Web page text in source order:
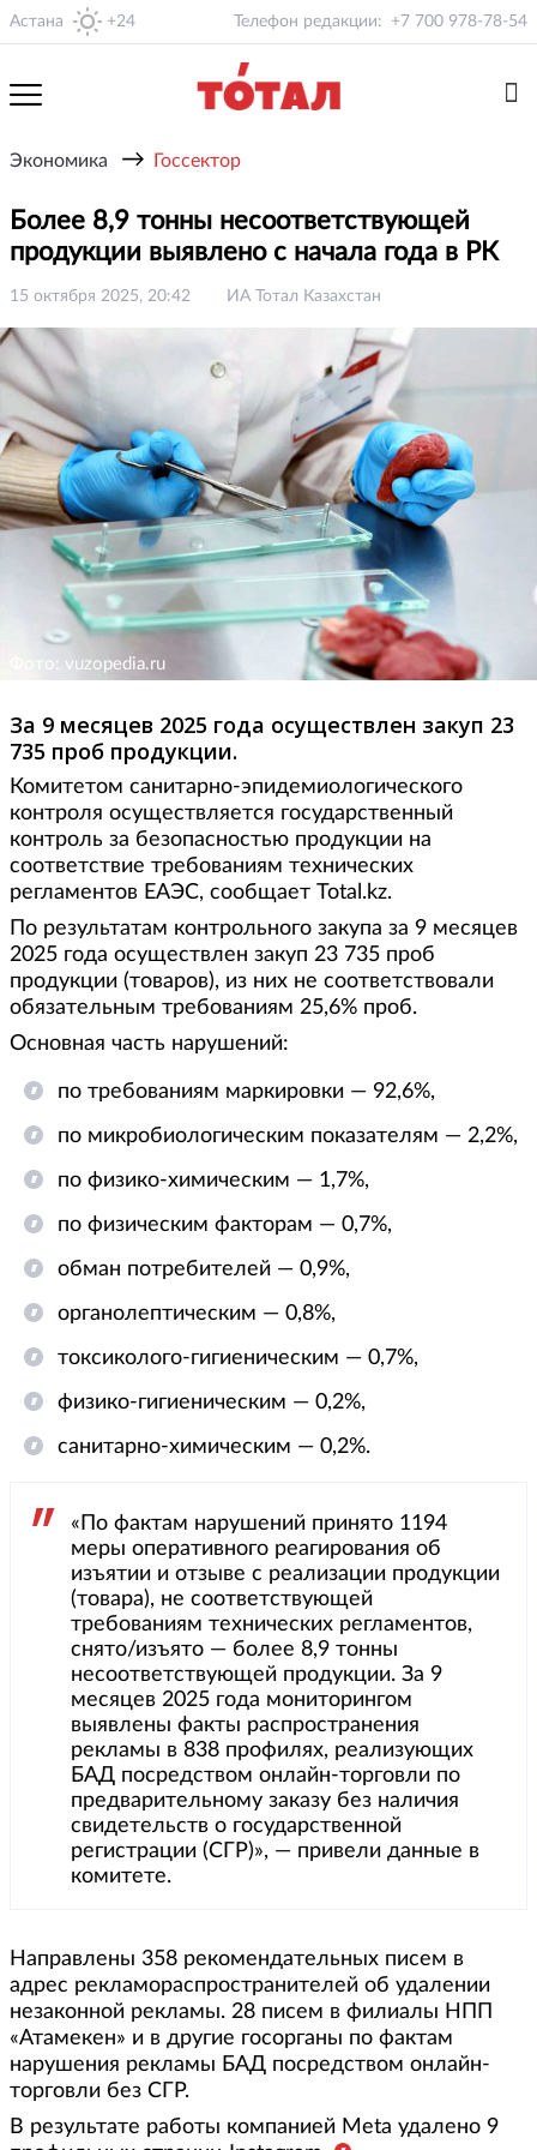
Астана +24 Телефон редакции: +7 700 978-78-54
Экономика → Госсектор
Более 8,9 тонны несоответствующей
продукции выявлено с начала года в РК
15 октября 2025, 20:42 ИА Тотал Казахстан
Фото: vuzopedia.ru
За 9 месяцев 2025 года осуществлен закуп 23
735 проб продукции.
Комитетом санитарно-эпидемиологического
контроля осуществляется государственный
контроль за безопасностью продукции на
соответствие требованиям технических
регламентов ЕАЭС, сообщает Total.kz.
По результатам контрольного закупа за 9 месяцев
2025 года осуществлен закуп 23 735 проб
продукции (товаров), из них не соответствовали
обязательным требованиям 25,6% проб.
Основная часть нарушений:
по требованиям маркировки — 92,6%,
по микробиологическим показателям — 2,2%,
по физико-химическим — 1,7%,
по физическим факторам — 0,7%,
обман потребителей — 0,9%,
органолептическим — 0,8%,
токсиколого-гигиеническим — 0,7%,
физико-гигиеническим — 0,2%,
санитарно-химическим — 0,2%.
«По фактам нарушений принято 1194
меры оперативного реагирования об
изъятии и отзыве с реализации продукции
(товара), не соответствующей
требованиям технических регламентов,
снято/изъято — более 8,9 тонны
несоответствующей продукции. За 9
месяцев 2025 года мониторингом
выявлены факты распространения
рекламы в 838 профилях, реализующих
БАД посредством онлайн-торговли по
предварительному заказу без наличия
свидетельств о государственной
регистрации (СГР)», — привели данные в
комитете.
Направлены 358 рекомендательных писем в
адрес рекламораспространителей об удалении
незаконной рекламы. 28 писем в филиалы НПП
«Атамекен» и в другие госорганы по фактам
нарушения рекламы БАД посредством онлайн-
торговли без СГР.
В результате работы компанией Meta удалено 9